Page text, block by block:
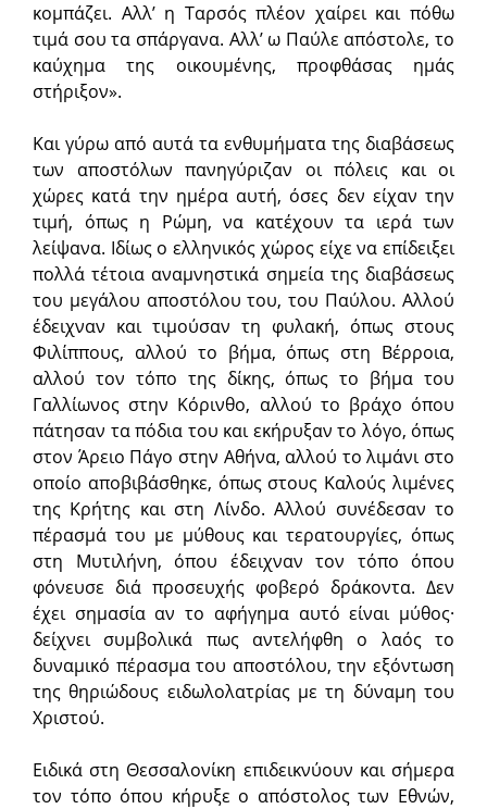
κομπάζει. Αλλ’ η Ταρσός πλέον χαίρει και πόθω
τιμά σου τα σπάργανα. Αλλ’ ω Παύλε απόστολε, το
καύχημα της οικουμένης, προφθάσας ημάς
στήριξον».
Και γύρω από αυτά τα ενθυμήματα της διαβάσεως
των αποστόλων πανηγύριζαν οι πόλεις και οι
χώρες κατά την ημέρα αυτή, όσες δεν είχαν την
τιμή, όπως η Ρώμη, να κατέχουν τα ιερά των
λείψανα. Ιδίως ο ελληνικός χώρος είχε να επίδειξει
πολλά τέτοια αναμνηστικά σημεία της διαβάσεως
του μεγάλου αποστόλου του, του Παύλου. Αλλού
έδειχναν και τιμούσαν τη φυλακή, όπως στους
Φιλίππους, αλλού το βήμα, όπως στη Βέρροια,
αλλού τον τόπο της δίκης, όπως το βήμα του
Γαλλίωνος στην Κόρινθο, αλλού το βράχο όπου
πάτησαν τα πόδια του και εκήρυξαν το λόγο, όπως
στον Άρειο Πάγο στην Αθήνα, αλλού το λιμάνι στο
οποίο αποβιβάσθηκε, όπως στους Καλούς λιμένες
της Κρήτης και στη Λίνδο. Αλλού συνέδεσαν το
πέρασμά του με μύθους και τερατουργίες, όπως
στη Μυτιλήνη, όπου έδειχναν τον τόπο όπου
φόνευσε διά προσευχής φοβερό δράκοντα. Δεν
έχει σημασία αν το αφήγημα αυτό είναι μύθος·
δείχνει συμβολικά πως αντελήφθη ο λαός το
δυναμικό πέρασμα του αποστόλου, την εξόντωση
της θηριώδους ειδωλολατρίας με τη δύναμη του
Χριστού.
Ειδικά στη Θεσσαλονίκη επιδεικνύουν και σήμερα
τον τόπο όπου κήρυξε ο απόστολος των Εθνών,